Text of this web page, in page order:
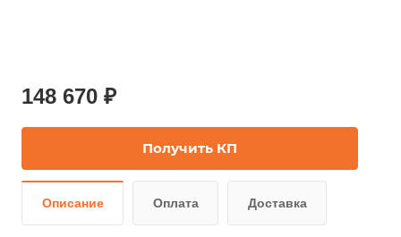
148 670 ₽
Получить КП
Описание Оплата Доставка